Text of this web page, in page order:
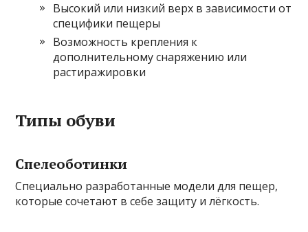
Высокий или низкий верх в зависимости от
специфики пещеры
Возможность крепления к
дополнительному снаряжению или
растиражировки
Типы обуви
Спелеоботинки
Специально разработанные модели для пещер,
которые сочетают в себе защиту и лёгкость.